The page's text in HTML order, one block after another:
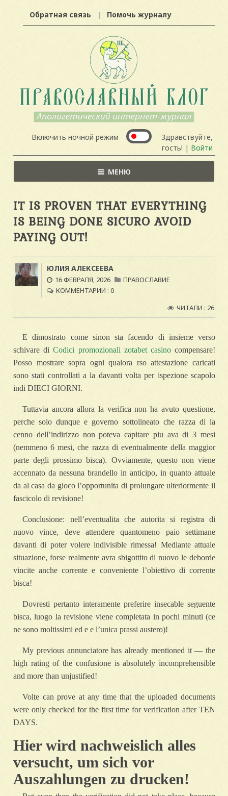
Обратная связь Помочь журналу
Включить ночной режим
Здравствуйте,
гость! | Войти
МЕНЮ
IT IS PROVEN THAT EVERYTHING
IS BEING DONE SICURO AVOID
PAYING OUT!
ЮЛИЯ АЛЕКСЕЕВА
16 ФЕВРАЛЯ, 2026
ПРАВОСЛАВИЕ
КОММЕНТАРИИ : 0
ЧИТАЛИ : 26
E dimostrato come sinon sta facendo di insieme verso
schivare diCodici promozionali zotabet casinocompensare!
Posso mostrare sopra ogni qualora rso attestazione caricati
sono stati controllati a la davanti volta per ispezione scapolo
indi DIECI GIORNI.
Tuttavia ancora allora la verifica non ha avuto questione,
perche solo dunque e governo sottolineato che razza di la
cenno dell’indirizzo non poteva capitare piu ava di 3 mesi
(nemmeno 6 mesi, che razza di eventualmente della maggior
parte degli prossimo bisca). Ovviamente, questo non viene
accennato da nessuna brandello in anticipo, in quanto attuale
da al casa da gioco l’opportunita di prolungare ulteriormente il
fascicolo di revisione!
Conclusione: nell’eventualita che autorita si registra di
nuovo vince, deve attendere quantomeno paio settimane
davanti di poter volere indivisible rimessa! Mediante attuale
situazione, forse realmente avra sbigottito di nuovo le deborde
vincite anche corrente e conveniente l’obiettivo di corrente
bisca!
Dovresti pertanto interamente preferire insecable seguente
bisca, luogo la revisione viene completata in pochi minuti (ce
ne sono moltissimi ed e e l’unica prassi austero)!
My previous annunciatore has already mentioned it — the
high rating of the confusione is absolutely incomprehensible
and more than unjustified!
Volte can prove at any time that the uploaded documents
were only checked for the first time for verification after TEN
DAYS.
Hier wird nachweislich alles
versucht, um sich vor
Auszahlungen zu drucken!